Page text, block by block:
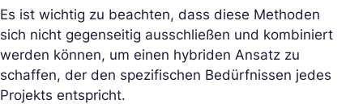
Es ist wichtig zu beachten, dass diese Methoden
sich nicht gegenseitig ausschließen und kombiniert
werden können, um einen hybriden Ansatz zu
schaffen, der den spezifischen Bedürfnissen jedes
Projekts entspricht.